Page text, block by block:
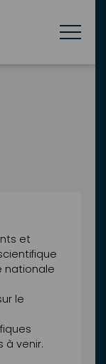
et
nationale
le
à venir.